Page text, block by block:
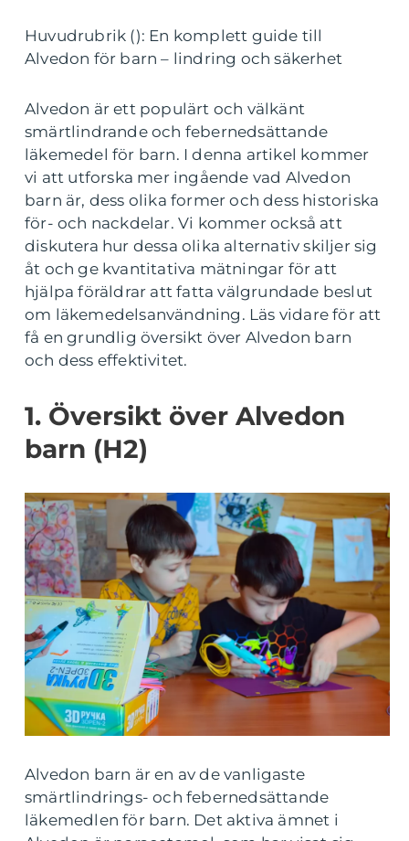
Huvudrubrik (): En komplett guide till
Alvedon för barn – lindring och säkerhet
Alvedon är ett populärt och välkänt
smärtlindrande och febernedsättande
läkemedel för barn. I denna artikel kommer
vi att utforska mer ingående vad Alvedon
barn är, dess olika former och dess historiska
för- och nackdelar. Vi kommer också att
diskutera hur dessa olika alternativ skiljer sig
åt och ge kvantitativa mätningar för att
hjälpa föräldrar att fatta välgrundade beslut
om läkemedelsanvändning. Läs vidare för att
få en grundlig översikt över Alvedon barn
och dess effektivitet.
1. Översikt över Alvedon
barn (H2)
Alvedon barn är en av de vanligaste
smärtlindrings- och febernedsättande
läkemedlen för barn. Det aktiva ämnet i